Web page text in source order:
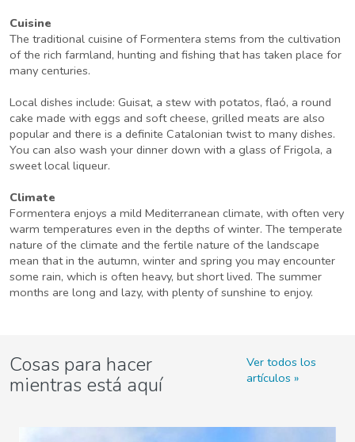
Cuisine
The traditional cuisine of Formentera stems from the cultivation
of the rich farmland, hunting and fishing that has taken place for
many centuries.
Local dishes include: Guisat, a stew with potatos, flaó, a round
cake made with eggs and soft cheese, grilled meats are also
popular and there is a definite Catalonian twist to many dishes.
You can also wash your dinner down with a glass of Frigola, a
sweet local liqueur.
Climate
Formentera enjoys a mild Mediterranean climate, with often very
warm temperatures even in the depths of winter. The temperate
nature of the climate and the fertile nature of the landscape
mean that in the autumn, winter and spring you may encounter
some rain, which is often heavy, but short lived. The summer
months are long and lazy, with plenty of sunshine to enjoy.
Cosas para hacer
mientras está aquí
Ver todos los
artículos